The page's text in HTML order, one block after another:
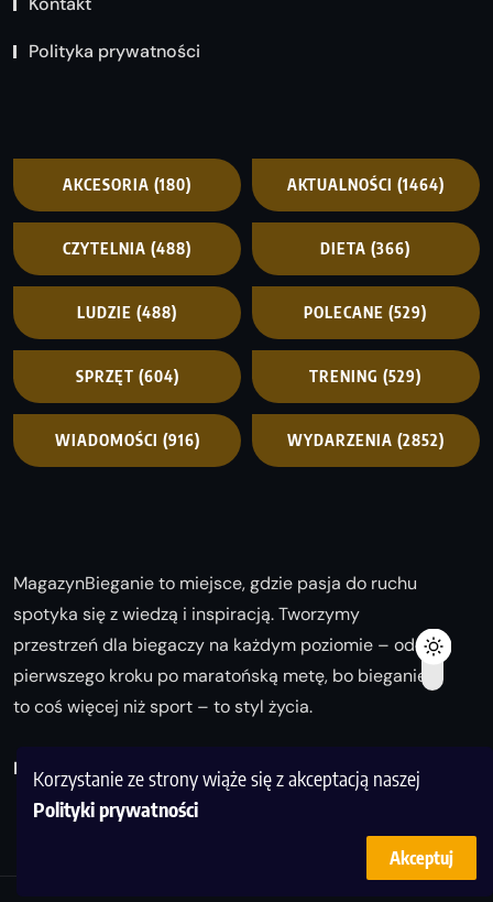
Korzystanie ze strony wiąże się z akceptacją naszej
Polityki prywatności
Akceptuj
Polityka prywatności
AKCESORIA (180) AKTUALNOŚCI (1464)
CZYTELNIA (488) DIETA (366)
LUDZIE (488) POLECANE (529)
SPRZĘT (604) TRENING (529)
WIADOMOŚCI (916) WYDARZENIA (2852)
MagazynBieganie to miejsce, gdzie pasja do ruchu
spotyka się z wiedzą i inspiracją. Tworzymy
przestrzeń dla biegaczy na każdym poziomie – od
pierwszego kroku po maratońską metę, bo bieganie
to coś więcej niż sport – to styl życia.
Biegaj z nami i odkrywaj swoją najlepszą wersję!